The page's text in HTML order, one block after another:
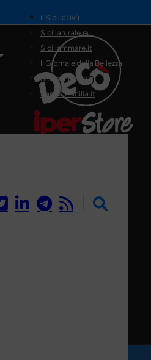
il SiciliaTivù
Siciliarurale.eu
Siciliammare.it
Il Giornale della Bellezza
Siciliamedica.it
Sanitainsicilia.it